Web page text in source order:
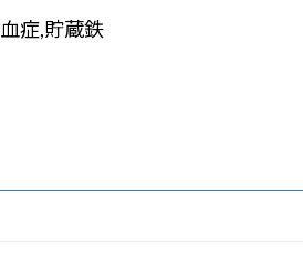
症,貯蔵鉄